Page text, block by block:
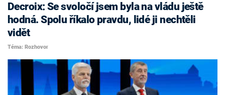
Decroix: Se svoločí jsem byla na vládu ještě
hodná. Spolu říkalo pravdu, lidé ji nechtěli
vidět
Téma: Rozhovor